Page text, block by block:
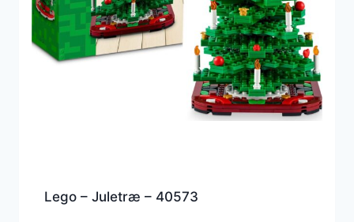
Lego – Juletræ – 40573